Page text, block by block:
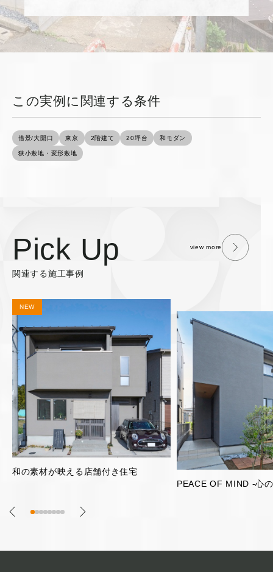
この実例に関連する条件
借景/大開口 東京 2階建て 20坪台 和モダン
狭小敷地・変形敷地
Pick Up
関連する施工事例
view more
片流れ屋根のガレージ